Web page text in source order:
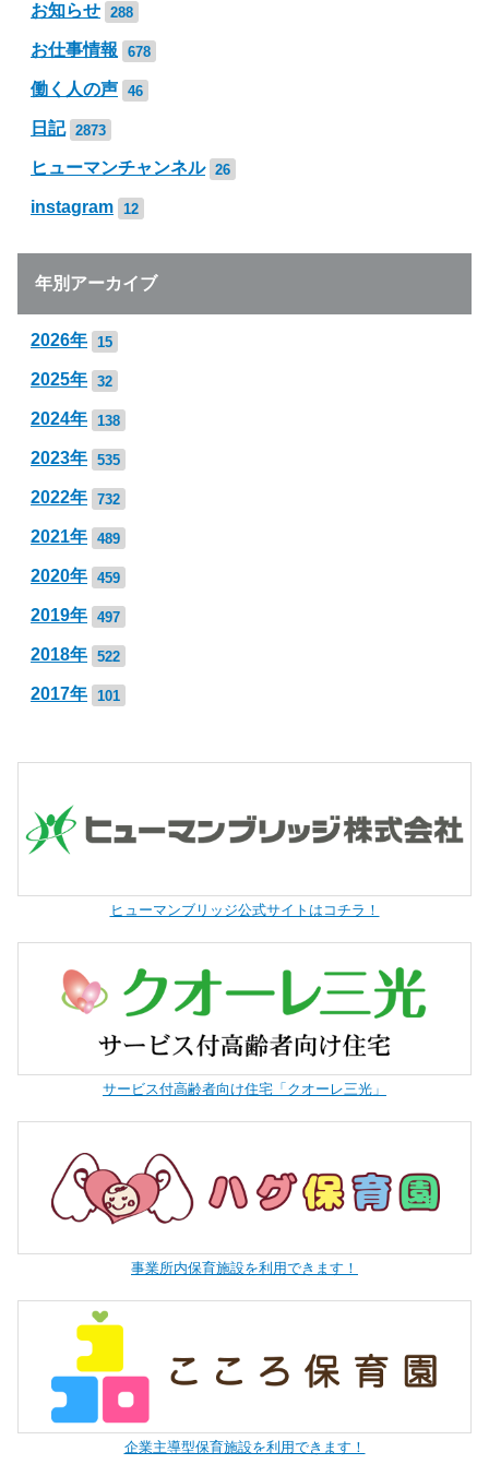
お知らせ 288
お仕事情報 678
働く人の声 46
日記 2873
ヒューマンチャンネル 26
instagram 12
年別アーカイブ
2026年 15
2025年 32
2024年 138
2023年 535
2022年 732
2021年 489
2020年 459
2019年 497
2018年 522
2017年 101
ヒューマンブリッジ公式サイトはコチラ！
サービス付高齢者向け住宅「クオーレ三光」
事業所内保育施設を利用できます！
企業主導型保育施設を利用できます！